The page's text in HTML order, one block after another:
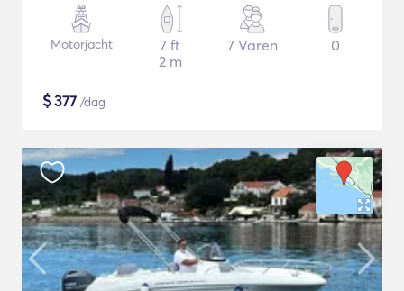
Motorjacht
7 ft
2 m
7 Varen 0
$377 /dag